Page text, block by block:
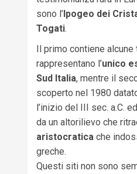
sono l’Ipogeo dei
Togati.
Il primo contiene
rappresentano l’unico
Sud Italia, mentre il
scoperto nel 1980
l’inizio del III sec. a.C.
da un altorilievo che
aristocraticache
greche.
Questi siti non sono